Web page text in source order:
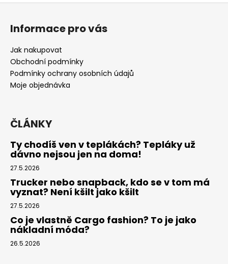
Informace pro vás
Jak nakupovat
Obchodní podmínky
Podmínky ochrany osobních údajů
Moje objednávka
ČLÁNKY
Ty chodíš ven v teplákách? Tepláky už
dávno nejsou jen na doma!
27.5.2026
Trucker nebo snapback, kdo se v tom má
vyznat? Není kšilt jako kšilt
27.5.2026
Co je vlastně Cargo fashion? To je jako
nákladní móda?
26.5.2026